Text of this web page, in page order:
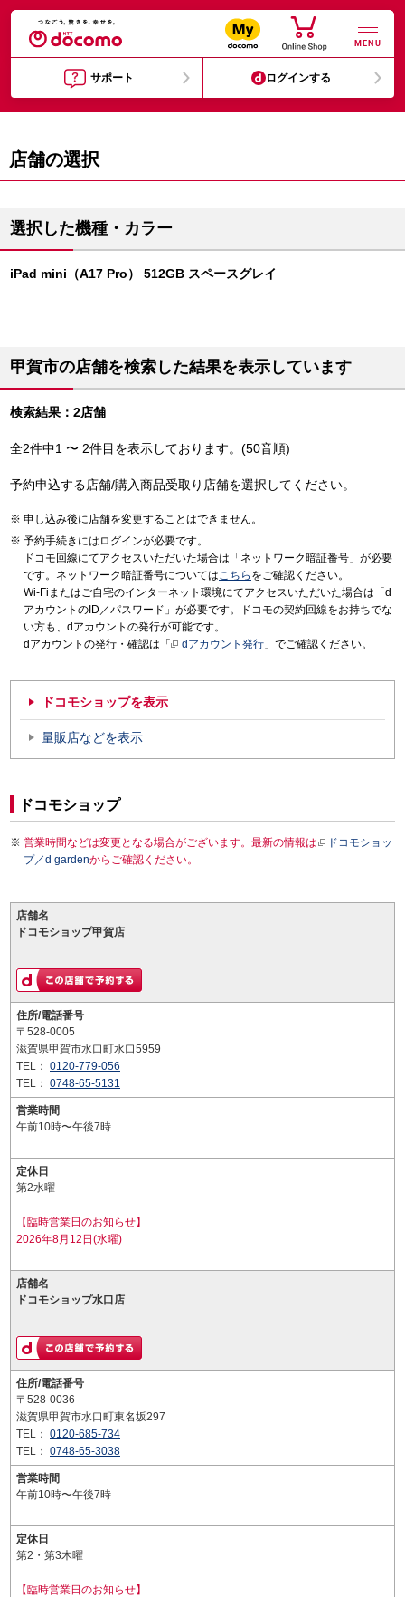
MENU
サポート ログインする
店舗の選択
選択した機種・カラー
iPad mini（A17 Pro） 512GB スペースグレイ
甲賀市の店舗を検索した結果を表示しています
検索結果：2店舗
全2件中1 〜 2件目を表示しております。(50音順)
予約申込する店舗/購入商品受取り店舗を選択してください。
申し込み後に店舗を変更することはできません。
予約手続きにはログインが必要です。
ドコモ回線にてアクセスいただいた場合は「ネットワーク暗証番号」が必要
です。ネットワーク暗証番号についてはこちら をご確認ください。
Wi-Fiまたはご自宅のインターネット環境にてアクセスいただいた場合は「d
アカウントのID／パスワード」が必要です。ドコモの契約回線をお持ちでな
い方も、dアカウントの発行が可能です。
dアカウントの発行・確認は「
dアカウント発行 」でご確認ください。
ドコモショップを表示
量販店などを表示
ドコモショップ
営業時間などは変更となる場合がございます。最新の情報は
ドコモショッ
プ／d gardenからご確認ください。
店舗名
ドコモショップ甲賀店
住所/電話番号
〒528-0005
滋賀県甲賀市水口町水口5959
TEL： 0120-779-056
TEL： 0748-65-5131
営業時間
午前10時〜午後7時
定休日
第2水曜
【臨時営業日のお知らせ】
2026年8月12日(水曜)
店舗名
ドコモショップ水口店
住所/電話番号
〒528-0036
滋賀県甲賀市水口町東名坂297
TEL： 0120-685-734
TEL： 0748-65-3038
営業時間
午前10時〜午後7時
定休日
第2・第3木曜
【臨時営業日のお知らせ】